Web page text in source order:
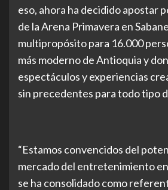
eso, ahora ha decidido apostar
de la Arena Primavera en
multipropósito para 16.000
más moderno de Antioquia y
espectáculos y experiencias
sin precedentes para todo tipo
“Estamos convencidos del
mercado del entretenimiento
se ha consolidado como